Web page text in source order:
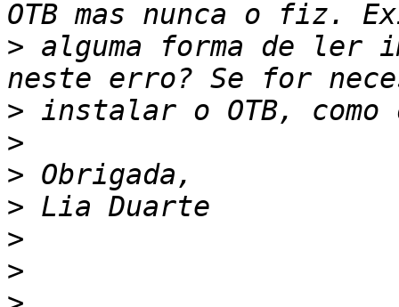
> alguma forma de ler
>
>
>
>
>
>